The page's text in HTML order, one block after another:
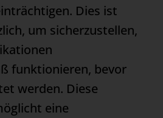
Dies ist
um sicherzustellen,
funktionieren, bevor
werden. Diese
eine